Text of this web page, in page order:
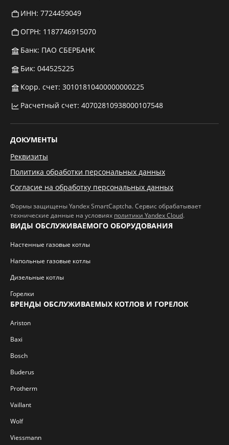
ИНН: 7724459049
ОГРН: 1187746915070
Банк: ПАО СБЕРБАНК
Бик: 044525225
Корр. счет: 30101810400000000225
Расчетный счет: 40702810938000107548
ДОКУМЕНТЫ
Реквизиты
Политика обработки персональных данных
Согласие на обработку персональных данных
Формы защищены Yandex SmartCaptcha. Сервис обрабатывает
технические данные на условиях политики Yandex Cloud.
ВИДЫ ОБСЛУЖИВАЕМОГО ОБОРУДОВАНИЯ
Настенные газовые котлы
Напольные газовые котлы
Дизельные котлы
Горелки
БРЕНДЫ ОБСЛУЖИВАЕМЫХ КОТЛОВ И ГОРЕЛОК
Ariston
Baxi
Bosch
Buderus
Protherm
Vaillant
Wolf
Viessmann